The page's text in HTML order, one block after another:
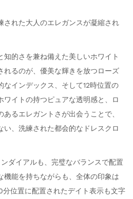
された大人のエレガンスが凝縮され
的さを兼ね備えた美しいホワイト
れるのが、優美な輝きを放つローズ
なインデックス、そして12時位置の
ワイトの持つピュアな透明感と、ロ
るエレガントさが出会うことで、
い、洗練された都会的なドレスクロ
ダイアルも、完璧なバランスで配置
機能を持ちながらも、全体の印象は
位置に配置されたデイト表示も文字